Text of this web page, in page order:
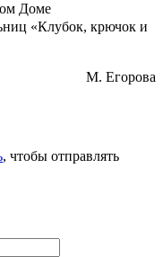
Доме
«Клубок, крючок и
М. Егорова
, чтобы отправлять